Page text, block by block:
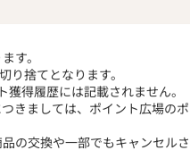
す。
捨てとなります。
得履歴には記載されません。
きましては、ポイント広場のポ
の交換や一部でもキャンセルさ